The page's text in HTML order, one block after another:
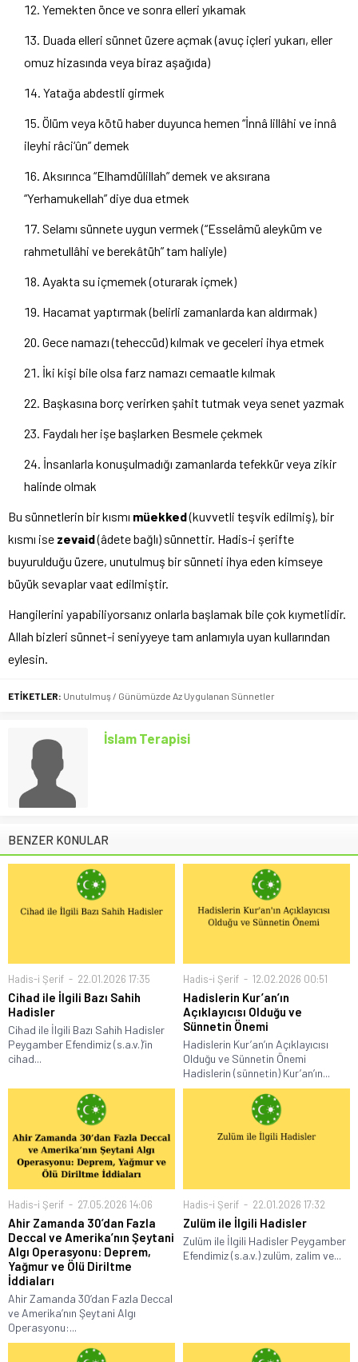
Yemekten önce ve sonra elleri yıkamak
Duada elleri sünnet üzere açmak (avuç içleri yukarı, eller
omuz hizasında veya biraz aşağıda)
Yatağa abdestli girmek
Ölüm veya kötü haber duyunca hemen “İnnâ lillâhi ve innâ
ileyhi râci‘ûn” demek
Aksırınca “Elhamdülillah” demek ve aksırana
“Yerhamukellah” diye dua etmek
Selamı sünnete uygun vermek (“Esselâmü aleyküm ve
rahmetullâhi ve berekâtüh” tam haliyle)
Ayakta su içmemek (oturarak içmek)
Hacamat yaptırmak (belirli zamanlarda kan aldırmak)
Gece namazı (teheccüd) kılmak ve geceleri ihya etmek
İki kişi bile olsa farz namazı cemaatle kılmak
Başkasına borç verirken şahit tutmak veya senet yazmak
Faydalı her işe başlarken Besmele çekmek
İnsanlarla konuşulmadığı zamanlarda tefekkür veya zikir
halinde olmak
Bu sünnetlerin bir kısmı müekked(kuvvetli teşvik edilmiş), bir
kısmı ise zevaid(âdete bağlı) sünnettir. Hadis-i şerifte
buyurulduğu üzere, unutulmuş bir sünneti ihya eden kimseye
büyük sevaplar vaat edilmiştir.
Hangilerini yapabiliyorsanız onlarla başlamak bile çok kıymetlidir.
Allah bizleri sünnet-i seniyyeye tam anlamıyla uyan kullarından
eylesin.
ETİKETLER: Unutulmuş / Günümüzde Az Uygulanan Sünnetler
İslam Terapisi
BENZER KONULAR
Hadis-i Şerif 22.01.2026 17:35
Cihad ile İlgili Bazı Sahih
Hadisler
Cihad ile İlgili Bazı Sahih Hadisler
Peygamber Efendimiz (s.a.v.)’in
cihad...
Hadis-i Şerif 12.02.2026 00:51
Hadislerin Kur’an’ın
Açıklayıcısı Olduğu ve
Sünnetin Önemi
Hadislerin Kur’an’ın Açıklayıcısı
Olduğu ve Sünnetin Önemi
Hadislerin (sünnetin) Kur’an’ın...
Hadis-i Şerif 27.05.2026 14:06
Ahir Zamanda 30’dan Fazla
Deccal ve Amerika’nın Şeytani
Algı Operasyonu: Deprem,
Yağmur ve Ölü Diriltme
İddiaları
Ahir Zamanda 30’dan Fazla Deccal
ve Amerika’nın Şeytani Algı
Operasyonu:...
Hadis-i Şerif 22.01.2026 17:32
Zulüm ile İlgili Hadisler
Zulüm ile İlgili Hadisler Peygamber
Efendimiz (s.a.v.) zulüm, zalim ve...